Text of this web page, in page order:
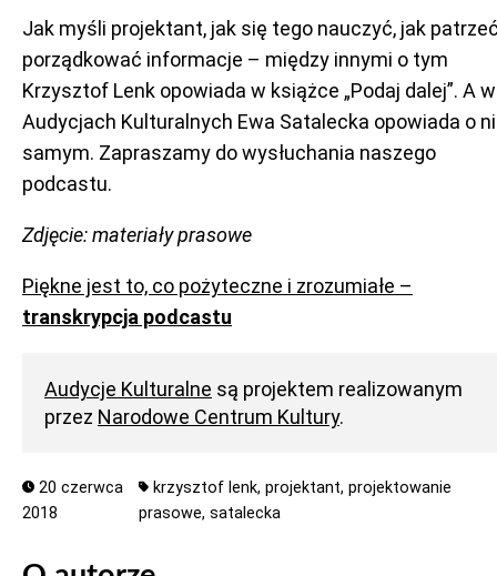
Jak myśli projektant, jak się tego nauczyć, jak
porządkować informacje – między innymi o tym
Krzysztof Lenk opowiada w książce „Podaj dalej”. A w
Audycjach Kulturalnych Ewa Satalecka opowiada o
samym. Zapraszamy do wysłuchania naszego
podcastu.
Zdjęcie: materiały prasowe
Piękne jest to, co pożyteczne i zrozumiałe –
transkrypcja podcastu
Audycje Kulturalne są projektem realizowanym
przez Narodowe Centrum Kultury.
20 czerwca
2018
krzysztof lenk,projektant,projektowanie
prasowe, satalecka